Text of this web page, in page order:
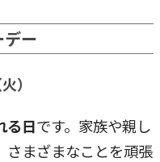
デー
）
る日です。家族や親し
さまざまなことを頑張